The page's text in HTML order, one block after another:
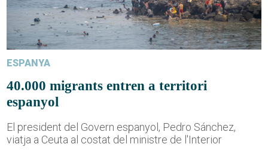
ESPANYA
40.000 migrants entren a territori
espanyol
El president del Govern espanyol, Pedro Sánchez,
viatja a Ceuta al costat del ministre de l'Interior